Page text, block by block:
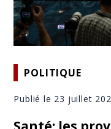
POLITIQUE
Publié le 23 juillet